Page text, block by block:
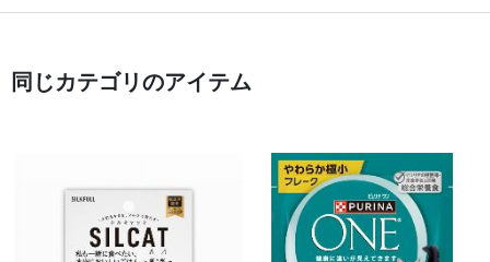
同じカテゴリのアイテム